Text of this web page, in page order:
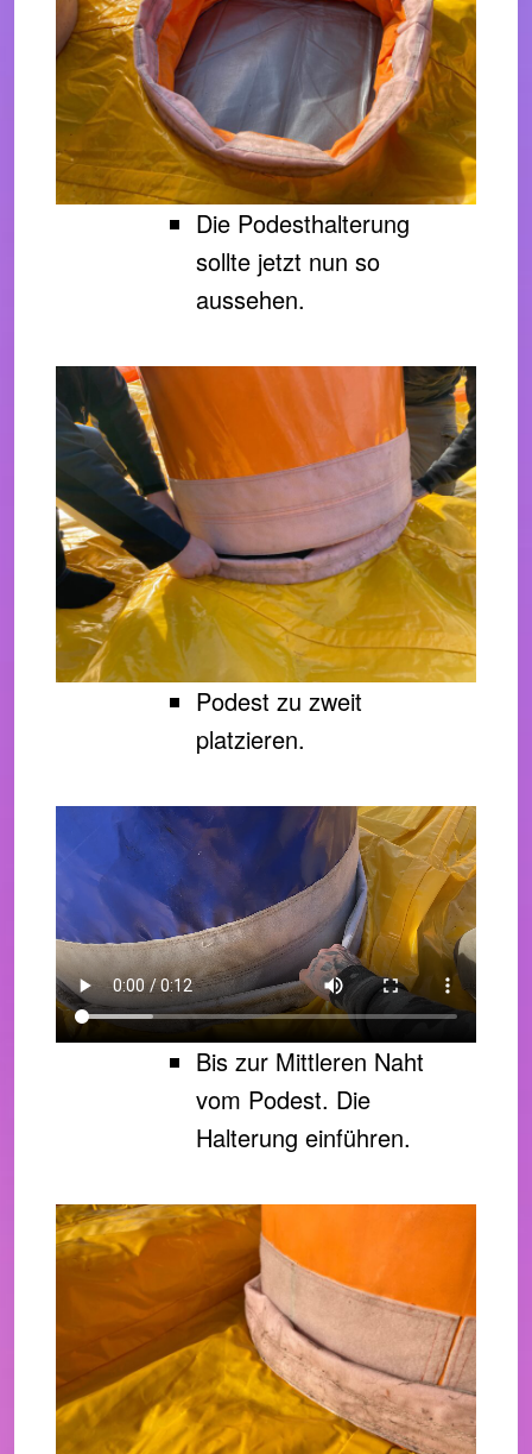
Die Podesthalterung
sollte jetzt nun so
aussehen.
Podest zu zweit
platzieren.
Bis zur Mittleren Naht
vom Podest. Die
Halterung einführen.